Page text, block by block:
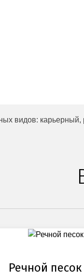
видов:
Речной песок